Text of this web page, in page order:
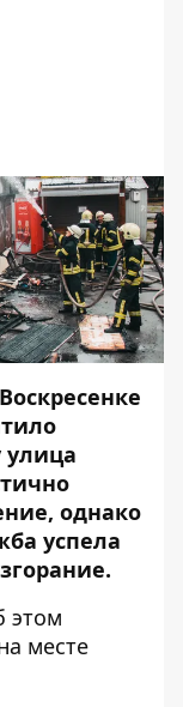
однако
успела
этом
месте